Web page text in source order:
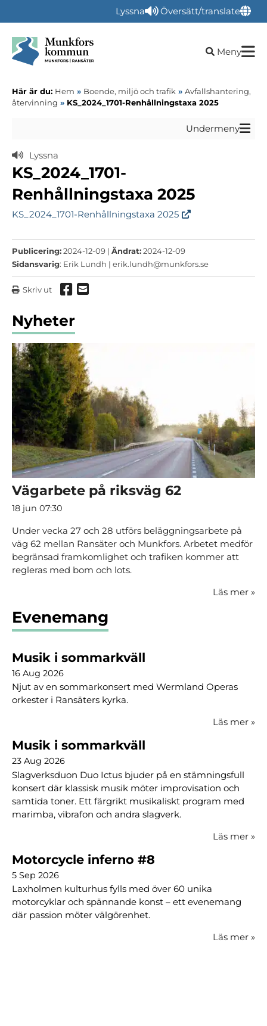
Lyssna Översätt/translate
Öppna
Meny
Här är du: Hem » Boende, miljö och trafik » Avfallshantering,
återvinning » KS_2024_1701-Renhållningstaxa 2025
Undermeny
Lyssna
KS_2024_1701-
Renhållningstaxa 2025
KS_2024_1701-Renhållningstaxa 2025
Publicering:2024-12-09 | Ändrat:2024-12-09
Sidansvarig: Erik Lundh | erik.lundh@munkfors.se
Skriv ut Dela via Facebook
Dela via mail
Nyheter
Vägarbete på riksväg 62
18 jun 07:30
Under vecka 27 och 28 utförs beläggningsarbete på
väg 62 mellan Ransäter och Munkfors. Arbetet medför
begränsad framkomlighet och trafiken kommer att
regleras med bom och lots.
Läs mer »
Evenemang
Musik i sommarkväll
16 Aug 2026
Njut av en sommarkonsert med Wermland Operas
orkester i Ransäters kyrka.
Läs mer »
Musik i sommarkväll
23 Aug 2026
Slagverksduon Duo Ictus bjuder på en stämningsfull
konsert där klassisk musik möter improvisation och
samtida toner. Ett färgrikt musikaliskt program med
marimba, vibrafon och andra slagverk.
Läs mer »
Motorcycle inferno #8
5 Sep 2026
Laxholmen kulturhus fylls med över 60 unika
motorcyklar och spännande konst – ett evenemang
där passion möter välgörenhet.
Läs mer »